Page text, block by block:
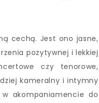
cechą. Jest ono jasne,
pozytywnej i lekkiej
czy tenorowe,
kameralny i intymny
akompaniamencie do